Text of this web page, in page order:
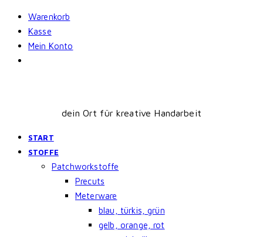
Skip
content
Warenkorb
Kasse
Mein Konto
dein Ort für kreative Handarbeit
START
STOFFE
Patchworkstoffe
Precuts
Meterware
blau, türkis, grün
gelb, orange, rot